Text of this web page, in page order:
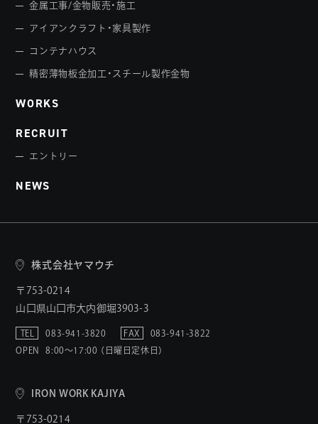
金属工事/金物販売・施工
アイアンクラフト・家具製作
コンテナハウス
精密薄物板金加工・スチール製作金物
WORKS
RECRUIT
エントリー
NEWS
株式会社ヤマウチ
〒753-0214
山口県山口市大内御堀3903-3
TEL 083-941-3820 FAX
083-941-3822
OPEN
8:00〜17:00 （日曜日定休日）
IRON WORK KAJIYA
〒753-0214